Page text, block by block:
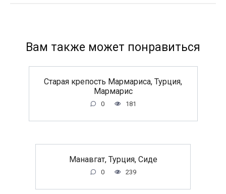
Вам также может понравиться
Старая крепость Мармариса, Турция,
Мармарис
0 181
Манавгат, Турция, Сиде
0 239